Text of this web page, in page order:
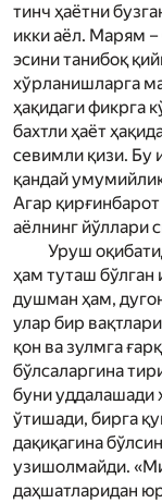
тинч ҳаётни
икки аёл. Мар­ям
эсини танибоқ
хўрланишларга
ҳақидаги фикрга
бахтли ҳаёт
севимли қизи. Бу
қандай
Агар
аёлнинг йўллари
Уруш
ҳам туташ
душман ҳам,
улар бир
қон ва зулм­га
бўлсаларгина
буни уддалашади
ўтишади, бирга
дақиқагина
узишолмайди.
даҳшатларидан